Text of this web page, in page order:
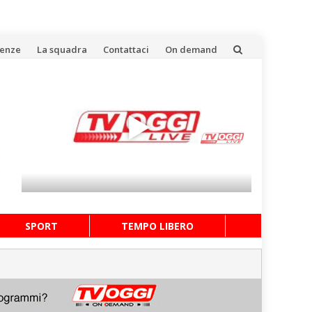
La squadra Contattaci On demand
SPORT TEMPO LIBERO